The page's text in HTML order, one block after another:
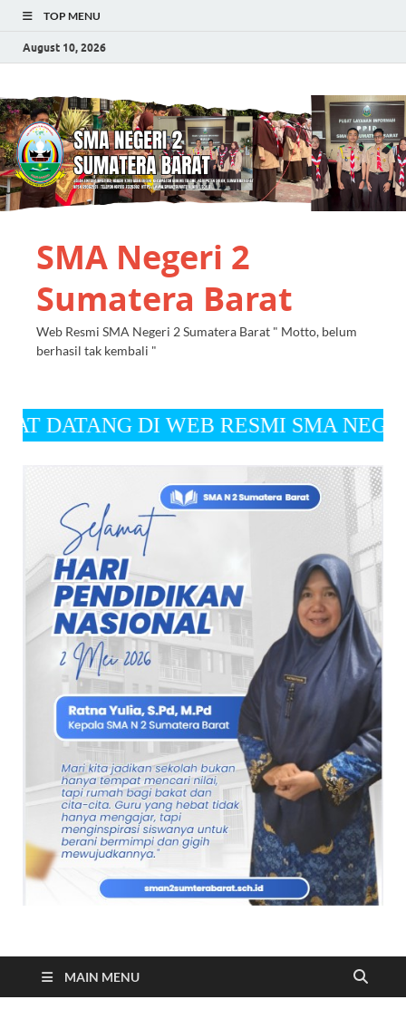
TOP MENU
August 10, 2026
SMA Negeri 2
Sumatera Barat
Web Resmi SMA Negeri 2 Sumatera Barat " Motto, belum
berhasil tak kembali "
DI WEB RESMI SMA NEGERI 2
MAIN MENU